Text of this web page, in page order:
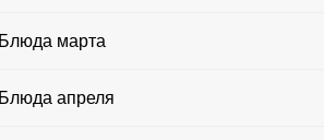
марта
апреля